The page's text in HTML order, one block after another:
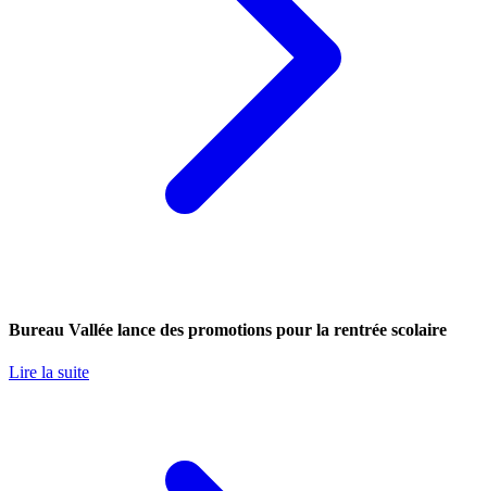
Bureau Vallée lance des promotions pour la rentrée scolaire
Lire la suite